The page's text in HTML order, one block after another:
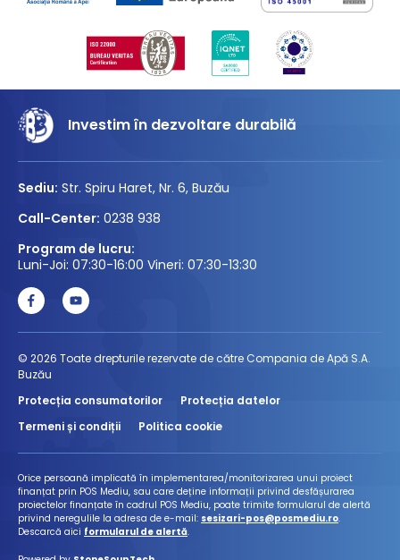
Investim în dezvoltare durabilă
Sediu: Str. Spiru Haret, Nr. 6, Buzău
Call-Center: 0238 938
Program de lucru:
Luni-Joi: 07:30-16:00 Vineri: 07:30-13:30
© 2026 Toate drepturile rezervate de către Compania de Apă S.A.
Buzău
Protecția consumatorilor
Protecția datelor
Termeni și condiții
Politica cookie
Orice persoană implicată în implementarea/monitorizarea unui proiect
finanțat prin POS Mediu, sau care deține informații privind desfășurarea
proiectelor finanțate în cadrul POS Mediu, poate trimite formularul de alertă
privind neregulile la adresa de e-mail: sesizari-pos@posmediu.ro.
Descarcă aici formularul de alertă.